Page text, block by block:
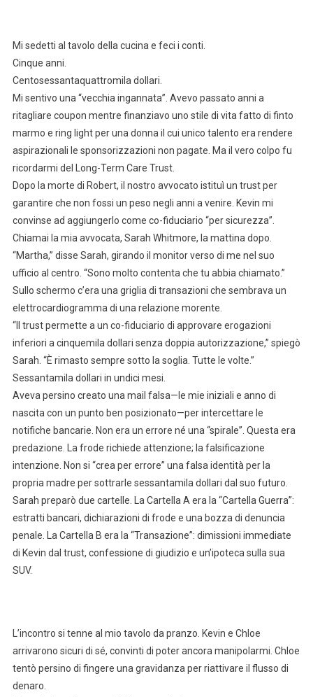
Mi sedetti al tavolo della cucina e feci i conti.
Cinque anni.
Centosessantaquattromila dollari.
Mi sentivo una “vecchia ingannata”. Avevo passato anni a
ritagliare coupon mentre finanziavo uno stile di vita fatto di finto
marmo e ring light per una donna il cui unico talento era rendere
aspirazionali le sponsorizzazioni non pagate. Ma il vero colpo fu
ricordarmi del Long-Term Care Trust.
Dopo la morte di Robert, il nostro avvocato istituì un trust per
garantire che non fossi un peso negli anni a venire. Kevin mi
convinse ad aggiungerlo come co-fiduciario “per sicurezza”.
Chiamai la mia avvocata, Sarah Whitmore, la mattina dopo.
“Martha,” disse Sarah, girando il monitor verso di me nel suo
ufficio al centro. “Sono molto contenta che tu abbia chiamato.”
Sullo schermo c’era una griglia di transazioni che sembrava un
elettrocardiogramma di una relazione morente.
“Il trust permette a un co-fiduciario di approvare erogazioni
inferiori a cinquemila dollari senza doppia autorizzazione,” spiegò
Sarah. “È rimasto sempre sotto la soglia. Tutte le volte.”
Sessantamila dollari in undici mesi.
Aveva persino creato una mail falsa—le mie iniziali e anno di
nascita con un punto ben posizionato—per intercettare le
notifiche bancarie. Non era un errore né una “spirale”. Questa era
predazione. La frode richiede attenzione; la falsificazione
intenzione. Non si “crea per errore” una falsa identità per la
propria madre per sottrarle sessantamila dollari dal suo futuro.
Sarah preparò due cartelle. La Cartella A era la “Cartella Guerra”:
estratti bancari, dichiarazioni di frode e una bozza di denuncia
penale. La Cartella B era la “Transazione”: dimissioni immediate
di Kevin dal trust, confessione di giudizio e un’ipoteca sulla sua
SUV.
L’incontro si tenne al mio tavolo da pranzo. Kevin e Chloe
arrivarono sicuri di sé, convinti di poter ancora manipolarmi. Chloe
tentò persino di fingere una gravidanza per riattivare il flusso di
denaro.